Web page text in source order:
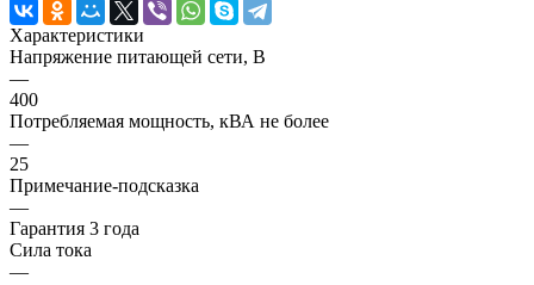
Характеристики
Напряжение питающей сети, В
—
400
Потребляемая мощность, кВА не более
—
25
Примечание-подсказка
—
Гарантия 3 года
Сила тока
—